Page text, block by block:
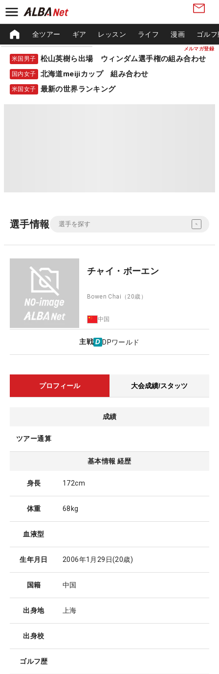
メルマガ登録
全ツアー ギア レッスン ライフ 漫画 ゴル
米国男子 松山英樹ら出場 ウィンダム選手権の組み合わせ
国内女子 北海道meijiカップ 組み合わせ
米国女子 最新の世界ランキング
選手情報
チャイ・ボーエン
Bowen Chai （20歳）
中国
主戦 DPワールド
プロフィール 大会成績/スタッツ
成績
ツアー通算
基本情報 経歴
身長 172cm
体重 68kg
血液型
生年月日 2006年1月29日(20歳)
国籍 中国
出身地 上海
出身校
ゴルフ歴